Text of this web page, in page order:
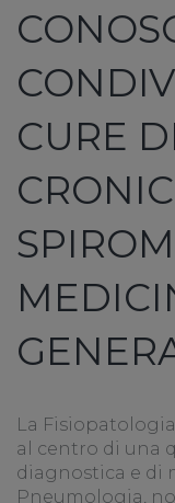
CURE
La
al centro di una
diagnostica e di
Pneumologia,